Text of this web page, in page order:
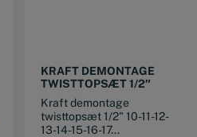
KRAFT DEMONTAGE
TWISTTOPSÆT 1/2″
Kraft demontage
twisttopsæt 1/2" 10-11-12-
13-14-15-16-17...